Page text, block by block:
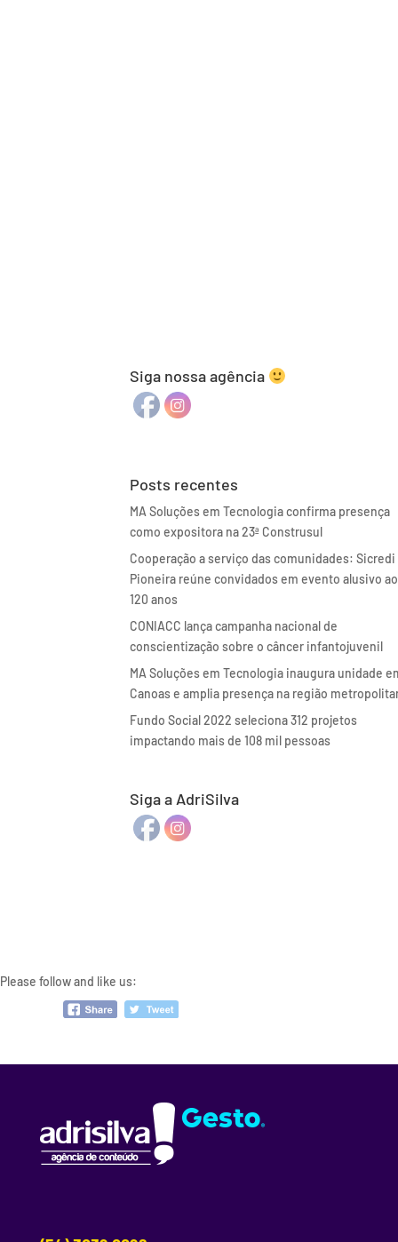
Siga nossa agência
Posts recentes
MA Soluções em Tecnologia confirma presença
como expositora na 23ª Construsul
Cooperação a serviço das comunidades: Sicredi
Pioneira reúne convidados em evento alusivo
120 anos
CONIACC lança campanha nacional de
conscientização sobre o câncer infantojuvenil
MA Soluções em Tecnologia inaugura unidade
Canoas e amplia presença na região
Fundo Social 2022 seleciona 312 projetos
impactando mais de 108 mil pessoas
Siga a AdriSilva
Please follow and like us: